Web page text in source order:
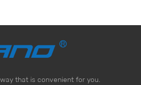
that is convenient for you.